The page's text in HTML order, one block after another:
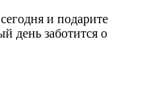
и подарите
день заботится о